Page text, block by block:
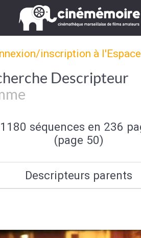
inscription à
Descripteur
1180 séquences en 236
(page 50)
Descripteurs parents